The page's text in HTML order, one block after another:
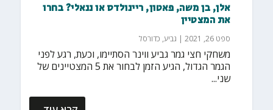
אלן, בן משה, פאטון, ריינולדס או ננאלי? בחרו
את המצטיין
ספט 26, 2021 | גביע, כדורסל
משחקי חצי גמר גביע ווינר הסתיימו, וכעת, רגע לפני
הגמר הגדול, הגיע הזמן לבחור את 5 המצטיינים של
שני...